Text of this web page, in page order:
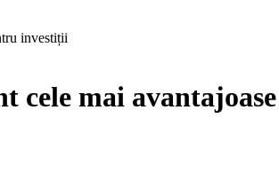
investiții
cele mai